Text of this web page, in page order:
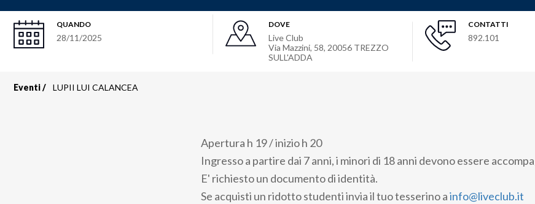
QUANDO
28/11/2025
DOVE
Live Club
Via Mazzini, 58, 20056 TREZZO
SULL'ADDA
CONTATTI
892.101
Eventi LUPII LUI CALANCEA
Apertura h 19 / inizio h 20
Ingresso a partire dai 7 anni, i minori di 18 anni devono essere
E' richiesto un documento di identità.
Se acquisti un ridotto studenti invia il tuo tesserino ainfo@liveclub.it